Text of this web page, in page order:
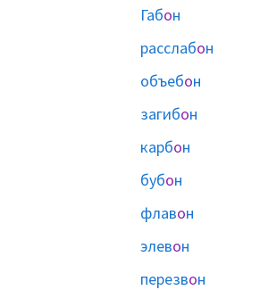
Габон
расслабон
объебон
загибон
карбон
бубон
флавон
элевон
перезвон